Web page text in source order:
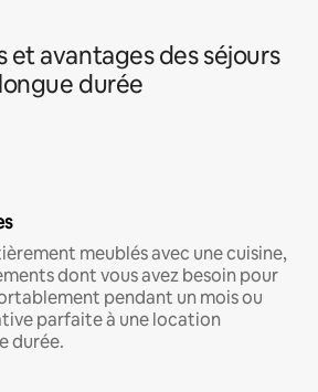
et avantages des séjours
longue durée
meublés avec une cuisine,
dont vous avez besoin pour
pendant un mois ou
parfaite à une location
durée.